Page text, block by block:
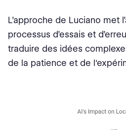
L’approche de Luciano met
processus d’essais et
traduire des idées
de la patience et de